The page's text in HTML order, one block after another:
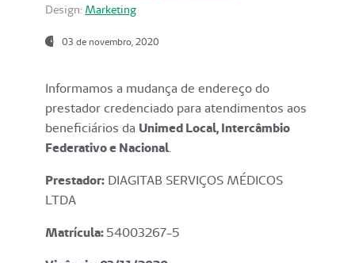
Design: Marketing
03 de novembro, 2020
Informamos a mudança de endereço do
prestador credenciado para atendimentos aos
beneficiários da Unimed Local, Intercâmbio
Federativo e Nacional.
Prestador: DIAGITAB SERVIÇOS MÉDICOS
LTDA
Matrícula:54003267-5